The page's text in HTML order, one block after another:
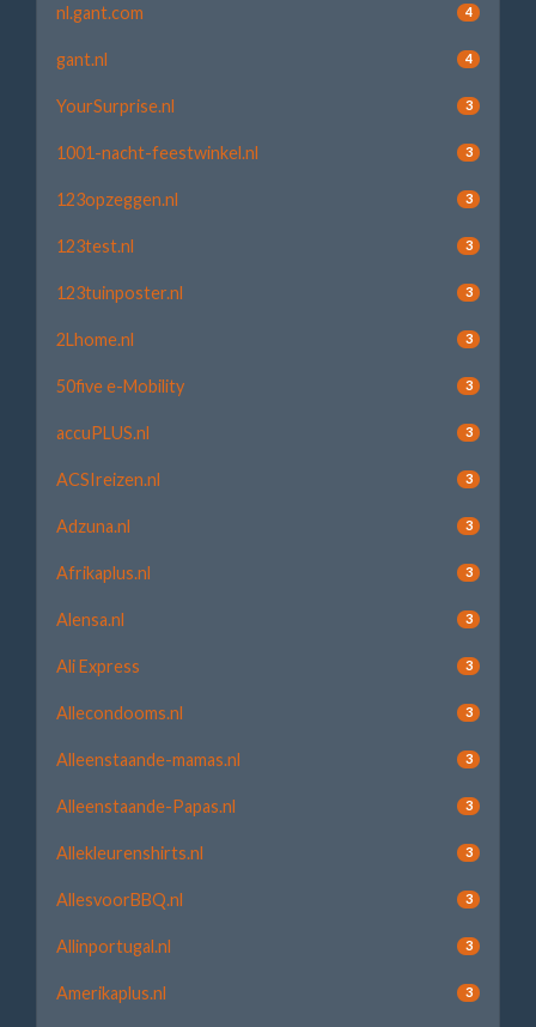
nl.gant.com 4
gant.nl 4
YourSurprise.nl 3
1001-nacht-feestwinkel.nl 3
123opzeggen.nl 3
123test.nl 3
123tuinposter.nl 3
2Lhome.nl 3
50five e-Mobility 3
accuPLUS.nl 3
ACSIreizen.nl 3
Adzuna.nl 3
Afrikaplus.nl 3
Alensa.nl 3
Ali Express 3
Allecondooms.nl 3
Alleenstaande-mamas.nl 3
Alleenstaande-Papas.nl 3
Allekleurenshirts.nl 3
AllesvoorBBQ.nl 3
Allinportugal.nl 3
Amerikaplus.nl 3